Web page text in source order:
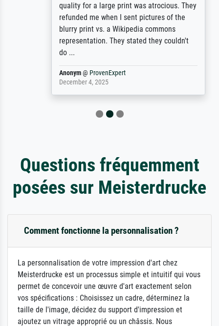
quality for a large print was atrocious. They
refunded me when I sent pictures of the
blurry print vs. a Wikipedia commons
representation. They stated they couldn't
Anonym@ProvenExpert
December 4, 2025
Questions fréquemment
posées sur Meisterdrucke
Comment fonctionne la personnalisation ?
La personnalisation de votre impression d'art chez
Meisterdrucke est un processus simple et intuitif qui vous
permet de concevoir une œuvre d'art exactement selon
vos spécifications : Choisissez un cadre, déterminez la
taille de l'image, décidez du support d'impression et
ajoutez un vitrage approprié ou un châssis. Nous